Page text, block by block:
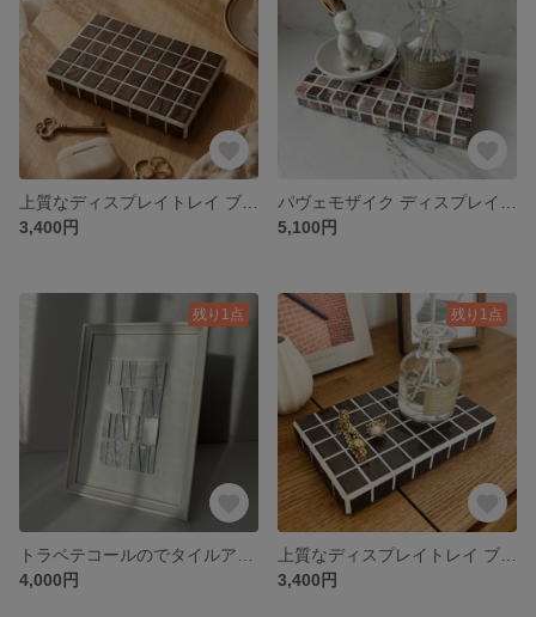
3,400円
5,100円
残り1点
4,000円
残り1点
3,400円